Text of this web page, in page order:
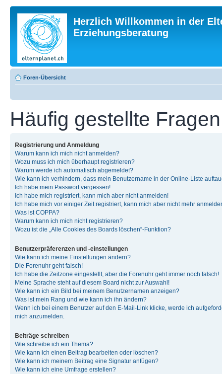
Herzlich Willkommen in der
Erziehungsberatung
Foren-Übersicht
Häufig gestellte Fragen
Registrierung und Anmeldung
Warum kann ich mich nicht anmelden?
Wozu muss ich mich überhaupt registrieren?
Warum werde ich automatisch abgemeldet?
Wie kann ich verhindern, dass mein Benutzername in der Online-Liste
Ich habe mein Passwort vergessen!
Ich habe mich registriert, kann mich aber nicht anmelden!
Ich habe mich vor einiger Zeit registriert, kann mich aber nicht mehr
Was ist COPPA?
Warum kann ich mich nicht registrieren?
Wozu ist die „Alle Cookies des Boards löschen“-Funktion?
Benutzerpräferenzen und -einstellungen
Wie kann ich meine Einstellungen ändern?
Die Forenuhr geht falsch!
Ich habe die Zeitzone eingestellt, aber die Forenuhr geht immer noch falsch!
Meine Sprache steht auf diesem Board nicht zur Auswahl!
Wie kann ich ein Bild bei meinem Benutzernamen anzeigen?
Was ist mein Rang und wie kann ich ihn ändern?
Wenn ich bei einem Benutzer auf den E-Mail-Link klicke, werde ich
mich anzumelden.
Beiträge schreiben
Wie schreibe ich ein Thema?
Wie kann ich einen Beitrag bearbeiten oder löschen?
Wie kann ich meinem Beitrag eine Signatur anfügen?
Wie kann ich eine Umfrage erstellen?